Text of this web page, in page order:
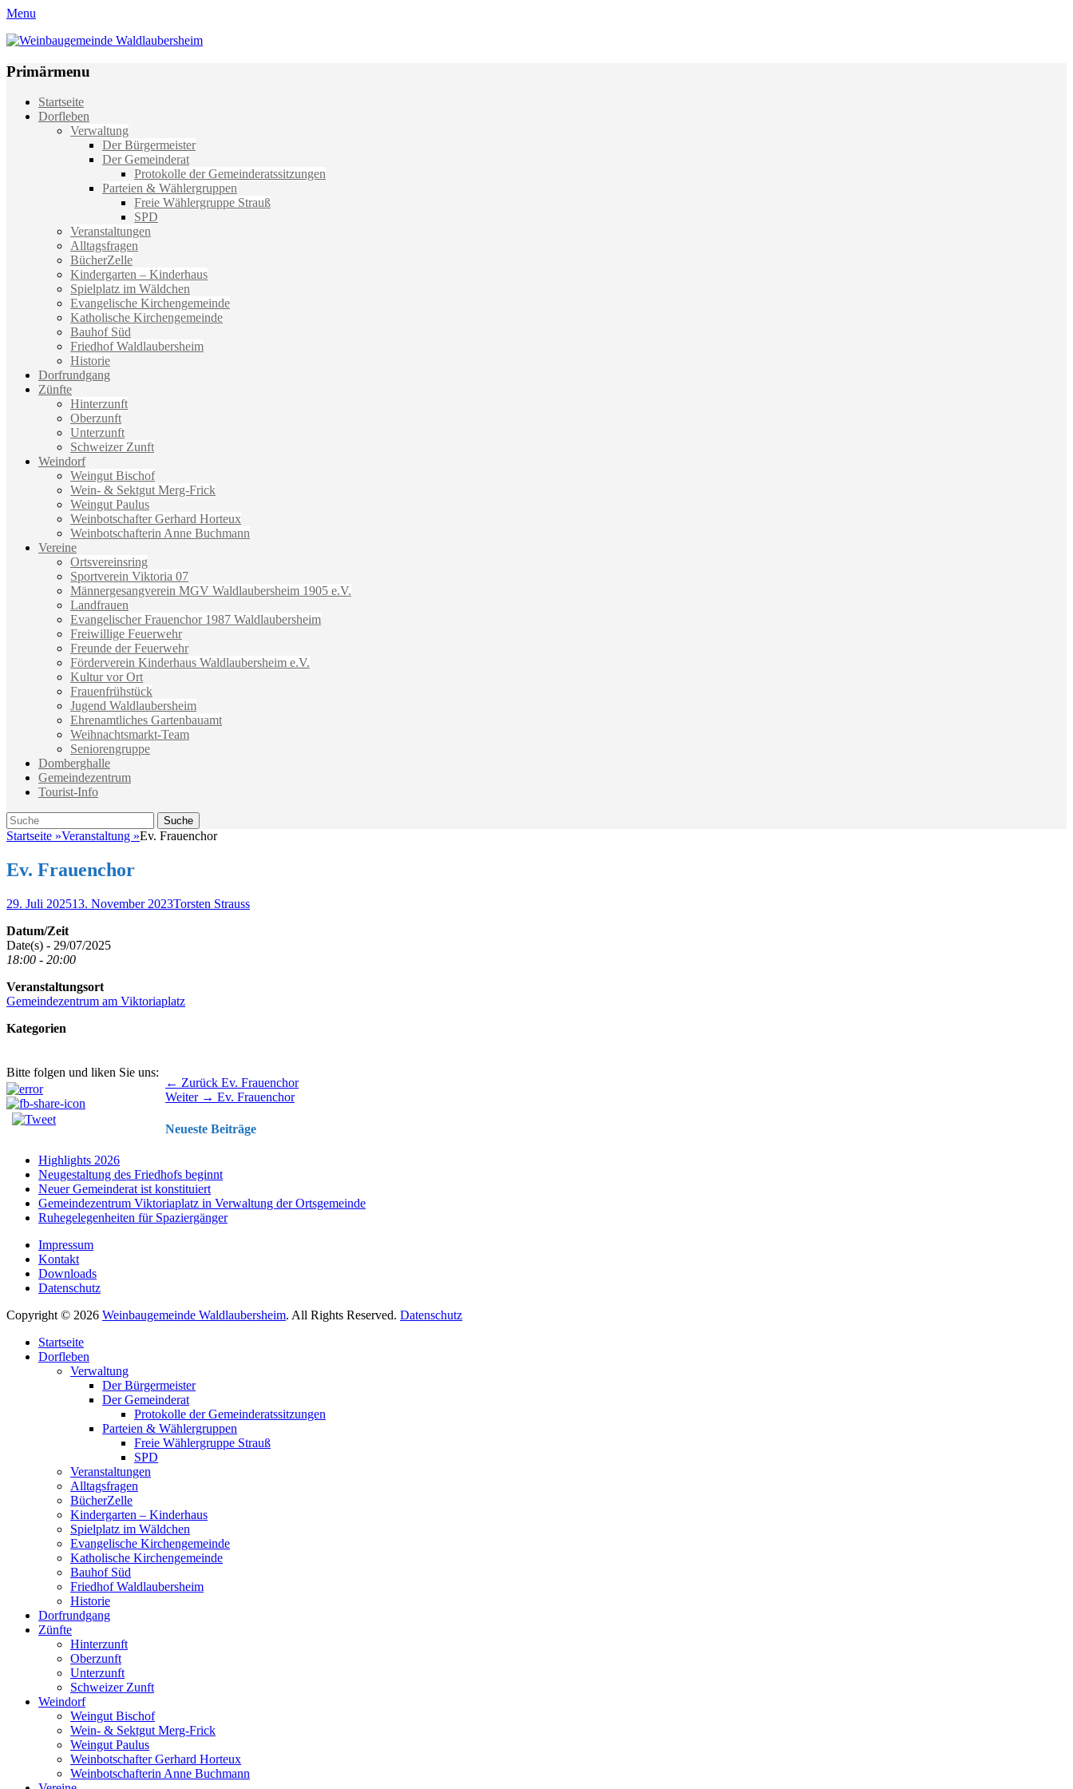
Menu
Weinbaugemeinde Waldlaubersheim
Primärmenu
Weiter
zum
Startseite
Dorfleben
Verwaltung
Der Bürgermeister
Der Gemeinderat
Protokolle der Gemeinderatssitzungen
Parteien & Wählergruppen
Freie Wählergruppe Strauß
SPD
Veranstaltungen
Alltagsfragen
BücherZelle
Kindergarten – Kinderhaus
Spielplatz im Wäldchen
Evangelische Kirchengemeinde
Katholische Kirchengemeinde
Bauhof Süd
Friedhof Waldlaubersheim
Historie
Dorfrundgang
Zünfte
Hinterzunft
Oberzunft
Unterzunft
Schweizer Zunft
Weindorf
Weingut Bischof
Wein- & Sektgut Merg-Frick
Weingut Paulus
Weinbotschafter Gerhard Horteux
Weinbotschafterin Anne Buchmann
Vereine
Ortsvereinsring
Sportverein Viktoria 07
Männergesangverein MGV Waldlaubersheim 1905 e.V.
Landfrauen
Evangelischer Frauenchor 1987 Waldlaubersheim
Freiwillige Feuerwehr
Freunde der Feuerwehr
Förderverein Kinderhaus Waldlaubersheim e.V.
Kultur vor Ort
Frauenfrühstück
Jugend Waldlaubersheim
Ehrenamtliches Gartenbauamt
Weihnachtsmarkt-Team
Seniorengruppe
Domberghalle
Gemeindezentrum
Tourist-Info
Suche
Suche
nach:
Startseite »Veranstaltung »Ev. Frauenchor
Ev. Frauenchor
Veröffentlicht
29. Juli 202513. November 2023Autor
Torsten Strauss
Datum/Zeit
Date(s) - 29/07/2025
18:00 - 20:00
Veranstaltungsort
Gemeindezentrum am Viktoriaplatz
Kategorien
Bitte folgen und liken Sie uns:
Beitragsnavigation ← Zurück Vorhergehender
Beitrag:
Ev. Frauenchor
Weiter → Nächster
Ev. Frauenchor
Neueste Beiträge
Highlights 2026
Neugestaltung des Friedhofs beginnt
Neuer Gemeinderat ist konstituiert
Gemeindezentrum Viktoriaplatz in Verwaltung der Ortsgemeinde
Ruhegelegenheiten für Spaziergänger
Impressum
Kontakt
Downloads
Datenschutz
Copyright © 2026 Weinbaugemeinde Waldlaubersheim. All Rights Reserved. Datenschutz
oben
scrollen
Startseite
Dorfleben
Verwaltung
Der Bürgermeister
Der Gemeinderat
Protokolle der Gemeinderatssitzungen
Parteien & Wählergruppen
Freie Wählergruppe Strauß
SPD
Veranstaltungen
Alltagsfragen
BücherZelle
Kindergarten – Kinderhaus
Spielplatz im Wäldchen
Evangelische Kirchengemeinde
Katholische Kirchengemeinde
Bauhof Süd
Friedhof Waldlaubersheim
Historie
Dorfrundgang
Zünfte
Hinterzunft
Oberzunft
Unterzunft
Schweizer Zunft
Weindorf
Weingut Bischof
Wein- & Sektgut Merg-Frick
Weingut Paulus
Weinbotschafter Gerhard Horteux
Weinbotschafterin Anne Buchmann